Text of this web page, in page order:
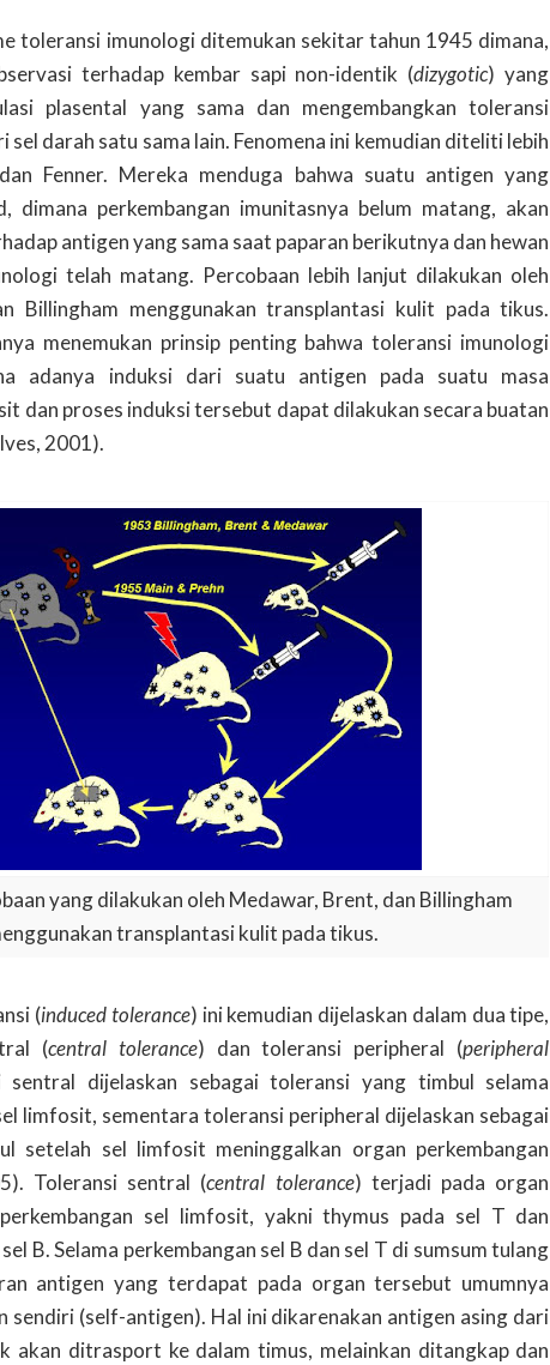
toleransi imunologi ditemukan sekitar tahun 1945 dimana,
terhadap kembar sapi non-identik (dizygotic) yang
plasental yang sama dan mengembangkan toleransi
darah satu sama lain. Fenomena ini kemudian diteliti lebih
Fenner. Mereka menduga bahwa suatu antigen yang
dimana perkembangan imunitasnya belum matang, akan
antigen yang sama saat paparan berikutnya dan hewan
telah matang. Percobaan lebih lanjut dilakukan oleh
Billingham menggunakan transplantasi kulit pada tikus.
menemukan prinsip penting bahwa toleransi imunologi
adanya induksi dari suatu antigen pada suatu masa
dan proses induksi tersebut dapat dilakukan secara buatan
2001).
yang dilakukan oleh Medawar, Brent, dan Billingham
transplantasi kulit pada tikus.
(induced tolerance) ini kemudian dijelaskan dalam dua tipe,
(central tolerance) dan toleransi peripheral (peripheral
sentral dijelaskan sebagai toleransi yang timbul selama
limfosit, sementara toleransi peripheral dijelaskan sebagai
setelah sel limfosit meninggalkan organ perkembangan
Toleransi sentral (central tolerance) terjadi pada organ
sel limfosit, yakni thymus pada sel T dan
B. Selama perkembangan sel B dan sel T di sumsum tulang
antigen yang terdapat pada organ tersebut umumnya
sendiri (self-antigen). Hal ini dikarenakan antigen asing dari
akan ditrasport ke dalam timus, melainkan ditangkap dan